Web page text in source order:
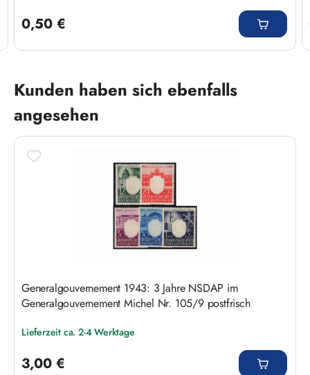
0,50 €
Produktgalerie überspringen
Kunden haben sich ebenfalls
angesehen
Generalgouvernement 1943: 3 Jahre NSDAP im
Generalgouvernement Michel Nr. 105/9 postfrisch
Lieferzeit ca. 2-4 Werktage
3,00 €